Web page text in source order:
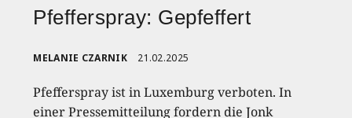
Pfefferspray: Gepfeffert
MELANIE CZARNIK 21.02.2025
Pfefferspray ist in Luxemburg verboten. In
einer Pressemitteilung fordern die Jonk